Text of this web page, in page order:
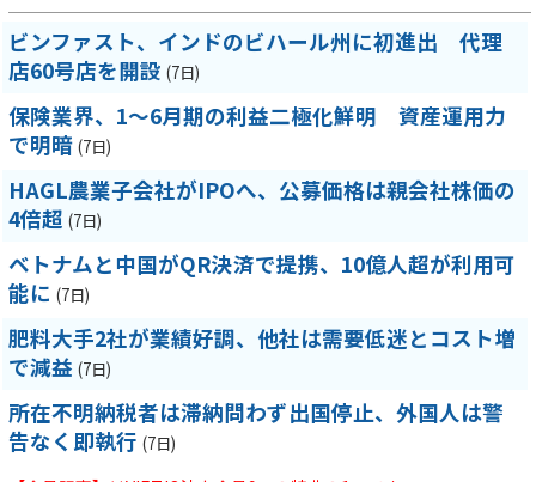
ビンファスト、インドのビハール州に初進出 代理
店60号店を開設 (7日)
保険業界、1～6月期の利益二極化鮮明 資産運用力
で明暗 (7日)
HAGL農業子会社がIPOへ、公募価格は親会社株価の
4倍超 (7日)
ベトナムと中国がQR決済で提携、10億人超が利用可
能に (7日)
肥料大手2社が業績好調、他社は需要低迷とコスト増
で減益 (7日)
所在不明納税者は滞納問わず出国停止、外国人は警
告なく即執行 (7日)